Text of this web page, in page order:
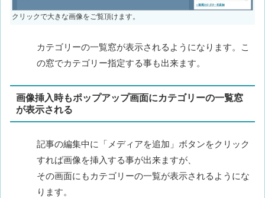
クリックで大きな画像をご覧頂けます。
カテゴリーの一覧窓が表示されるようになります。こ
の窓でカテゴリー指定する事も出来ます。
画像挿入時もポップアップ画面にカテゴリーの一覧窓
が表示される
記事の編集中に「メディアを追加」ボタンをクリック
すれば画像を挿入する事が出来ますが、
その画面にもカテゴリーの一覧が表示されるようにな
ります。